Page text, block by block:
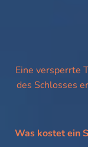
Eine versperrte
des Schlosses
Was kostet ein